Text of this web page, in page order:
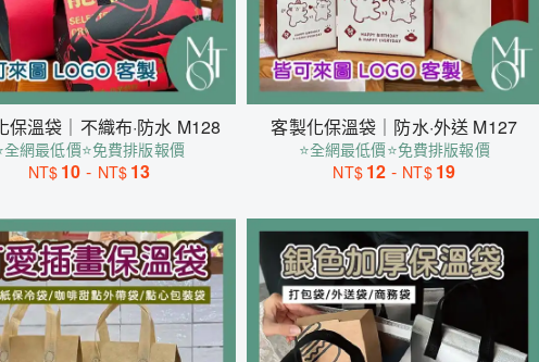
保溫袋｜不織布·防水 M128
全網最低價⭐免費排版報價
NT$ 10 - NT$ 13
客製化保溫袋｜防水·外送 M127
⭐全網最低價⭐免費排版報價
NT$ 12 - NT$ 19